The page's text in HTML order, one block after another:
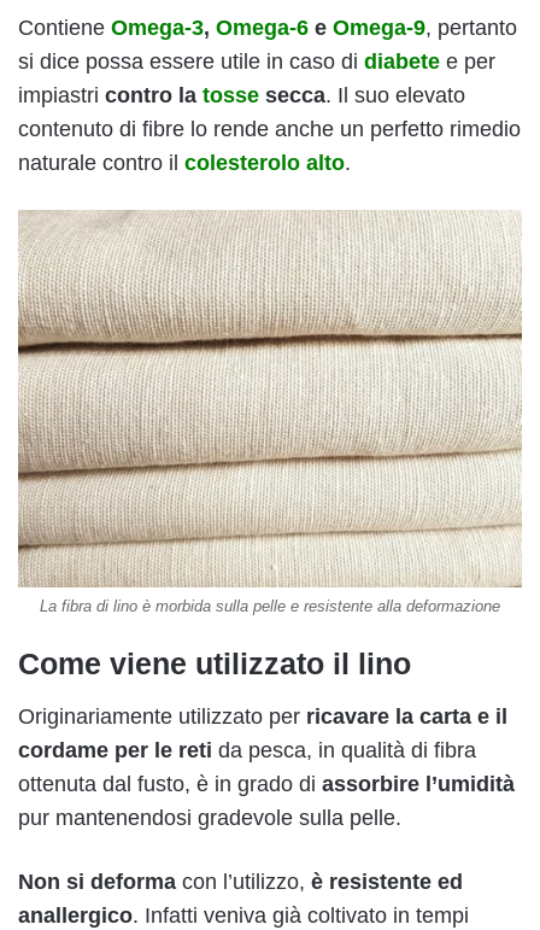
Contiene Omega-3, Omega-6 e Omega-9, pertanto
si dice possa essere utile in caso di diabete e per
impiastri contro la tosse secca. Il suo elevato
contenuto di fibre lo rende anche un perfetto rimedio
naturale contro il colesterolo alto.
La fibra di lino è morbida sulla pelle e resistente alla deformazione
Come viene utilizzato il lino
Originariamente utilizzato per ricavare la carta e il
cordame per le reti da pesca, in qualità di fibra
ottenuta dal fusto, è in grado di assorbire l’umidità
pur mantenendosi gradevole sulla pelle.
Non si deforma con l’utilizzo, è resistente ed
anallergico. Infatti veniva già coltivato in tempi